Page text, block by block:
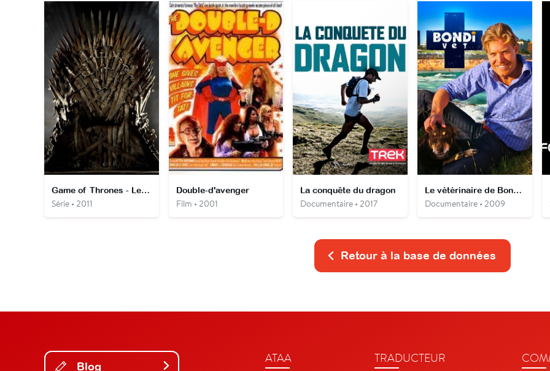
Game of Thrones - Le Trône de Fer
Série • 2011
Double-d'avenger
Film • 2001
La conquête du dragon
Documentaire • 2017
Le vétérinaire de Bondi Beach
Documentaire • 2009
Retour à la base de données
Blog
ATAA TRADUCTEUR